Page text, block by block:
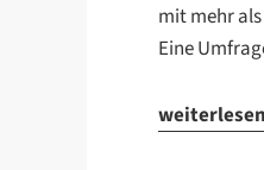
mit mehr
Eine
weiterlesen